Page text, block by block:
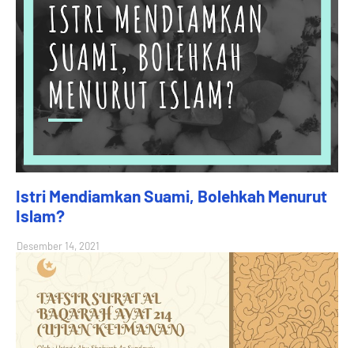
Istri Mendiamkan Suami, Bolehkah Menurut
Islam?
Desember 14, 2021